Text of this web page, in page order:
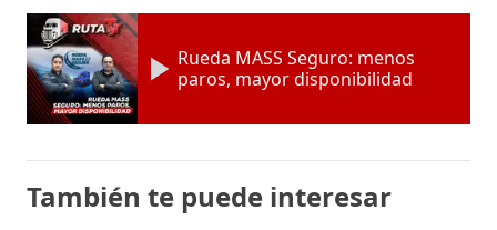
Rueda MASS Seguro: menos
paros, mayor disponibilidad
También te puede interesar